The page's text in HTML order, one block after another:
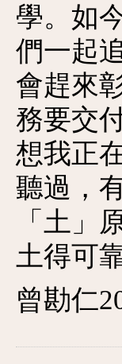
學。如
們一起
會趕來
務要交
想我正
聽過，
「土」
土得可
曾勘仁